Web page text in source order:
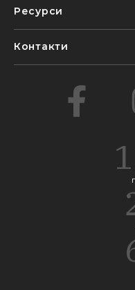
Ресурси
Контакти